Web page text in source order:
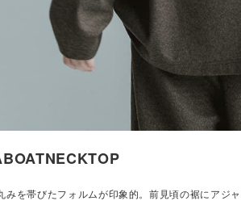
みを帯びたフォルムが印象的。前見頃の裾にアジ